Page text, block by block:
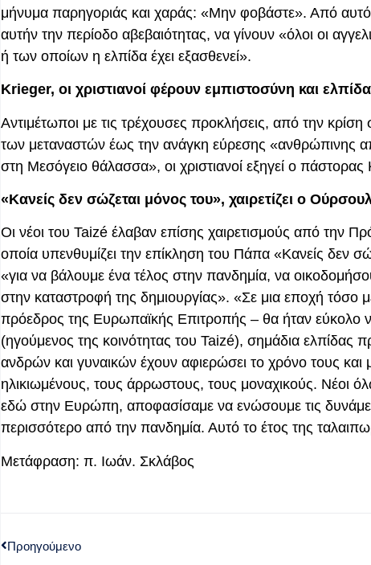
μήνυμα παρηγοριάς και χαράς: «Μην φοβάστε». Από
αυτήν την περίοδο αβεβαιότητας, να γίνουν «όλοι οι
ή των οποίων η ελπίδα έχει εξασθενεί».
Krieger, οι χριστιανοί φέρουν εμπιστοσύνη και ελπίδα
Αντιμέτωποι με τις τρέχουσες προκλήσεις, από την
των μεταναστών έως την ανάγκη εύρεσης «ανθρώπινης
στη Μεσόγειο θάλασσα», οι χριστιανοί εξηγεί ο
«Κανείς δεν σώζεται μόνος του», χαιρετίζει ο
Οι νέοι του Taizé έλαβαν επίσης χαιρετισμούς από
οποία υπενθυμίζει την επίκληση του Πάπα «Κανείς δεν
«για να βάλουμε ένα τέλος στην πανδημία, να
στην καταστροφή της δημιουργίας». «Σε μια εποχή
πρόεδρος της Ευρωπαϊκής Επιτροπής – θα ήταν
(ηγούμενος της κοινότητας του Taizé), σημάδια ελπίδας
ανδρών και γυναικών έχουν αφιερώσει το χρόνο τους
ηλικιωμένους, τους άρρωστους, τους μοναχικούς. Νέοι
εδώ στην Ευρώπη, αποφασίσαμε να ενώσουμε τις
περισσότερο από την πανδημία. Αυτό το έτος της
Μετάφραση: π. Ιωάν. Σκλάβος
Προηγούμενο